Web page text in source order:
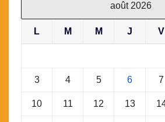
août 2026
L M M J V
3 4 5 6 7
10 11 12 13